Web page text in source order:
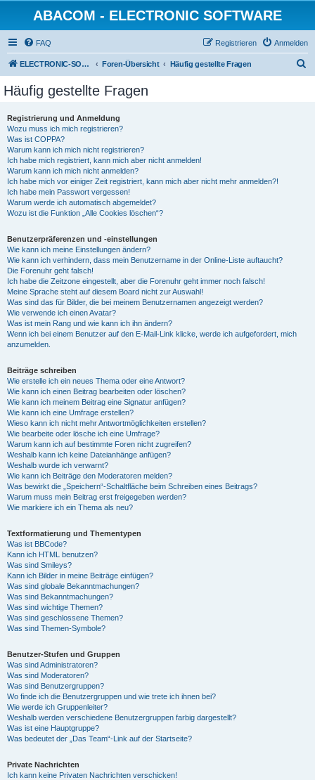
ABACOM - ELECTRONIC SOFTWARE
FAQ Anmelden
Registrieren
ELECTRONIC-SOFWARE-SHOP Foren-Übersicht Häufig gestellte Fragen
Häufig gestellte Fragen
Registrierung und Anmeldung
Wozu muss ich mich registrieren?
Was ist COPPA?
Warum kann ich mich nicht registrieren?
Ich habe mich registriert, kann mich aber nicht anmelden!
Warum kann ich mich nicht anmelden?
Ich habe mich vor einiger Zeit registriert, kann mich aber nicht mehr anmelden?!
Ich habe mein Passwort vergessen!
Warum werde ich automatisch abgemeldet?
Wozu ist die Funktion „Alle Cookies löschen“?
Benutzerpräferenzen und -einstellungen
Wie kann ich meine Einstellungen ändern?
Wie kann ich verhindern, dass mein Benutzername in der Online-Liste auftaucht?
Die Forenuhr geht falsch!
Ich habe die Zeitzone eingestellt, aber die Forenuhr geht immer noch falsch!
Meine Sprache steht auf diesem Board nicht zur Auswahl!
Was sind das für Bilder, die bei meinem Benutzernamen angezeigt werden?
Wie verwende ich einen Avatar?
Was ist mein Rang und wie kann ich ihn ändern?
Wenn ich bei einem Benutzer auf den E-Mail-Link klicke, werde ich aufgefordert, mich
anzumelden.
Beiträge schreiben
Wie erstelle ich ein neues Thema oder eine Antwort?
Wie kann ich einen Beitrag bearbeiten oder löschen?
Wie kann ich meinem Beitrag eine Signatur anfügen?
Wie kann ich eine Umfrage erstellen?
Wieso kann ich nicht mehr Antwortmöglichkeiten erstellen?
Wie bearbeite oder lösche ich eine Umfrage?
Warum kann ich auf bestimmte Foren nicht zugreifen?
Weshalb kann ich keine Dateianhänge anfügen?
Weshalb wurde ich verwarnt?
Wie kann ich Beiträge den Moderatoren melden?
Was bewirkt die „Speichern“-Schaltfläche beim Schreiben eines Beitrags?
Warum muss mein Beitrag erst freigegeben werden?
Wie markiere ich ein Thema als neu?
Textformatierung und Thementypen
Was ist BBCode?
Kann ich HTML benutzen?
Was sind Smileys?
Kann ich Bilder in meine Beiträge einfügen?
Was sind globale Bekanntmachungen?
Was sind Bekanntmachungen?
Was sind wichtige Themen?
Was sind geschlossene Themen?
Was sind Themen-Symbole?
Benutzer-Stufen und Gruppen
Was sind Administratoren?
Was sind Moderatoren?
Was sind Benutzergruppen?
Wo finde ich die Benutzergruppen und wie trete ich ihnen bei?
Wie werde ich Gruppenleiter?
Weshalb werden verschiedene Benutzergruppen farbig dargestellt?
Was ist eine Hauptgruppe?
Was bedeutet der „Das Team“-Link auf der Startseite?
Private Nachrichten
Ich kann keine Privaten Nachrichten verschicken!